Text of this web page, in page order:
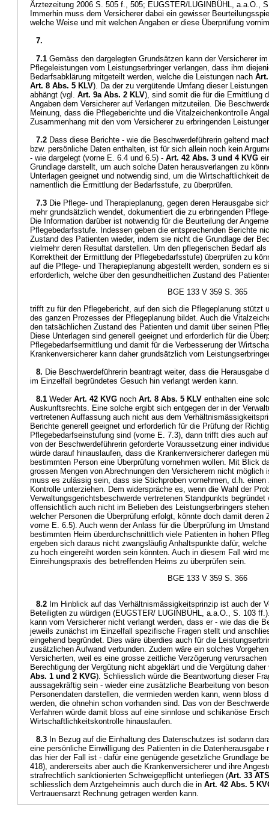
Ärztezeitung 2006 S. 505 f., 505; EUGSTER/LUGINBÜHL, a.a.O.,
Immerhin muss dem Versicherer dabei ein gewisser
welche Weise und mit welchen Angaben er diese Überprüfung
7.
7.1 Gemäss den dargelegten Grundsätzen kann der Versicherer
Pflegeleistungen vom Leistungserbringer verlangen, dass ihm
Bedarfsabklärung mitgeteilt werden, welche die Leistungen nach
Art. 8 Abs. 5 KLV). Da der zu vergütende Umfang dieser
abhängt (vgl. Art. 9a Abs. 2 KLV), sind somit die für die Ermittlung
Angaben dem Versicherer auf Verlangen mitzuteilen. Die
Meinung, dass die Pflegeberichte und die Vitalzeichenkontrolle
Zusammenhang mit den vom Versicherer zu erbringenden
7.2 Dass diese Berichte - wie die Beschwerdeführerin geltend
bzw. persönliche Daten enthalten, ist für sich allein noch kein
- wie dargelegt (vorne E. 6.4 und 6.5) - Art. 42 Abs. 3 und 4 KVG
Grundlage darstellt, um auch solche Daten herausverlangen zu
Unterlagen geeignet und notwendig sind, um die Wirtschaftlichkeit
namentlich die Ermittlung der Bedarfsstufe, zu überprüfen.
7.3 Die Pflege- und Therapieplanung, gegen deren Herausgabe
mehr grundsätzlich wendet, dokumentiert die zu erbringenden
Die Information darüber ist notwendig für die Beurteilung der
Pflegebedarfsstufe. Indessen geben die entsprechenden Berichte
Zustand des Patienten wieder, indem sie nicht die Grundlage der
vielmehr deren Resultat darstellen. Um den pflegerischen Bedarf
Korrektheit der Ermittlung der Pflegebedarfsstufe) überprüfen zu
auf die Pflege- und Therapieplanung abgestellt werden, sondern es
erforderlich, welche über den gesundheitlichen Zustand des
BGE 133 V 359 S. 365
trifft zu für den Pflegebericht, auf den sich die Pflegeplanung stützt
des ganzen Prozesses der Pflegeplanung bildet. Auch die
den tatsächlichen Zustand des Patienten und damit über seinen
Diese Unterlagen sind generell geeignet und erforderlich für die
Pflegebedarfsermittlung und damit für die Verbesserung der
Krankenversicherer kann daher grundsätzlich vom
8. Die Beschwerdeführerin beantragt weiter, dass die Herausgabe
im Einzelfall begründetes Gesuch hin verlangt werden kann.
8.1 Weder Art. 42 KVG noch Art. 8 Abs. 5 KLV enthalten eine
Auskunftsrechts. Eine solche ergibt sich entgegen der in der
vertretenen Auffassung auch nicht aus dem
Berichte generell geeignet und erforderlich für die Prüfung der
Pflegebedarfseinstufung sind (vorne E. 7.3), dann trifft dies auch
von der Beschwerdeführerin geforderte Voraussetzung einer
würde darauf hinauslaufen, dass die Krankenversicherer darlegen
bestimmten Person eine Überprüfung vornehmen wollen. Mit Blick
grossen Mengen von Abrechnungen den Versicherern nicht
muss es zulässig sein, dass sie Stichproben vornehmen, d.h. einen
Kontrolle unterziehen. Dem widerspräche es, wenn die Wahl der
Verwaltungsgerichtsbeschwerde vertretenen Standpunkts
offensichtlich auch nicht im Belieben des Leistungserbringers
welcher Personen die Überprüfung erfolgt, könnte doch damit deren
vorne E. 6.5). Auch wenn der Anlass für die Überprüfung im
bestimmten Heim überdurchschnittlich viele Patienten in hohen
ergeben sich daraus nicht zwangsläufig Anhaltspunkte dafür,
zu hoch eingereiht worden sein könnten. Auch in diesem Fall wird
Einreihungspraxis des betreffenden Heims zu überprüfen sein.
BGE 133 V 359 S. 366
8.2 Im Hinblick auf das Verhältnismässigkeitsprinzip ist auch der
Beteiligten zu würdigen (EUGSTER/ LUGINBÜHL, a.a.O., S. 103
kann vom Versicherer nicht verlangt werden, dass er - wie das die
jeweils zunächst im Einzelfall spezifische Fragen stellt und
eingehend begründet. Dies wäre überdies auch für die
zusätzlichen Aufwand verbunden. Zudem wäre ein solches
Versicherten, weil es eine grosse zeitliche Verzögerung
Berechtigung der Vergütung nicht abgeklärt und die Vergütung
Abs. 1 und 2 KVG). Schliesslich würde die Beantwortung dieser
aussagekräftig sein - wieder eine zusätzliche Bearbeitung von
Personendaten darstellen, die vermieden werden kann, wenn bloss
werden, die ohnehin schon vorhanden sind. Das von der
Verfahren würde damit bloss auf eine sinnlose und schikanöse
Wirtschaftlichkeitskontrolle hinauslaufen.
8.3 In Bezug auf die Einhaltung des Datenschutzes ist sodann
eine persönliche Einwilligung des Patienten in die
das hier der Fall ist - dafür eine genügende gesetzliche Grundlage
418), andererseits aber auch die Krankenversicherer und ihre
strafrechtlich sanktionierten Schweigepflicht unterliegen (Art. 33
schliesslich dem Arztgeheimnis auch durch die in Art. 42 Abs. 5
Vertrauensarzt Rechnung getragen werden kann.